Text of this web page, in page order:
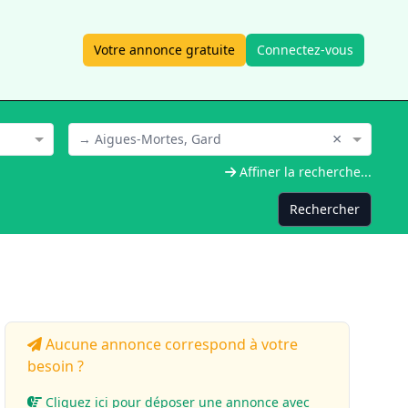
Votre annonce gratuite Connectez-vous
→ Aigues-Mortes, Gard ×
Affiner la recherche...
Rechercher
Aucune annonce correspond à votre
besoin ?
Cliquez ici pour déposer une annonce avec